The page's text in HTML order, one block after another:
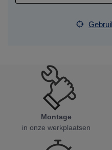
Montage
in onze werkplaatsen